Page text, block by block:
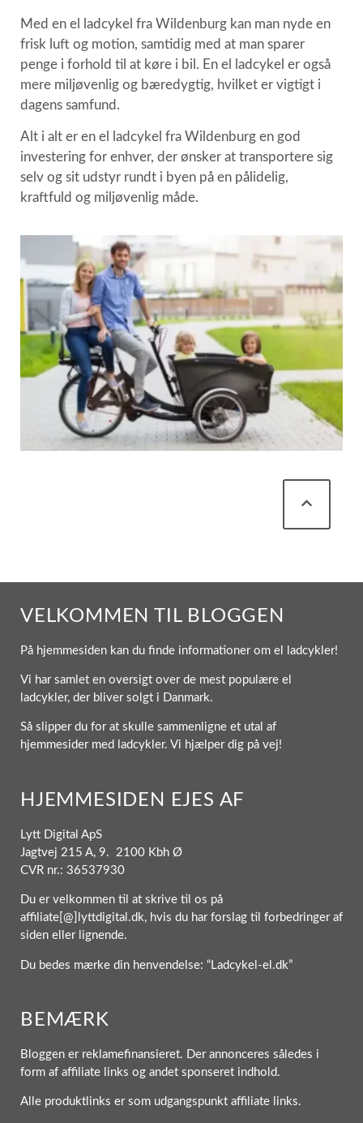
Med en el ladcykel fra Wildenburg kan man nyde en
frisk luft og motion, samtidig med at man sparer
penge i forhold til at køre i bil. En el ladcykel er også
mere miljøvenlig og bæredygtig, hvilket er vigtigt i
dagens samfund.
Alt i alt er en el ladcykel fra Wildenburg en god
investering for enhver, der ønsker at transportere sig
selv og sit udstyr rundt i byen på en pålidelig,
kraftfuld og miljøvenlig måde.
VELKOMMEN TIL BLOGGEN
På hjemmesiden kan du finde informationer om el ladcykler!
Vi har samlet en oversigt over de mest populære el
ladcykler, der bliver solgt i Danmark.
Så slipper du for at skulle sammenligne et utal af
hjemmesider med ladcykler. Vi hjælper dig på vej!
HJEMMESIDEN EJES AF
Lytt Digital ApS
Jagtvej 215 A, 9. 2100 Kbh Ø
CVR nr.: 36537930
Du er velkommen til at skrive til os på
affiliate[@]lyttdigital.dk, hvis du har forslag til forbedringer af
siden eller lignende.
Du bedes mærke din henvendelse: “Ladcykel-el.dk”
BEMÆRK
Bloggen er reklamefinansieret. Der annonceres således i
form af affiliate links og andet sponseret indhold.
Alle produktlinks er som udgangspunkt affiliate links.